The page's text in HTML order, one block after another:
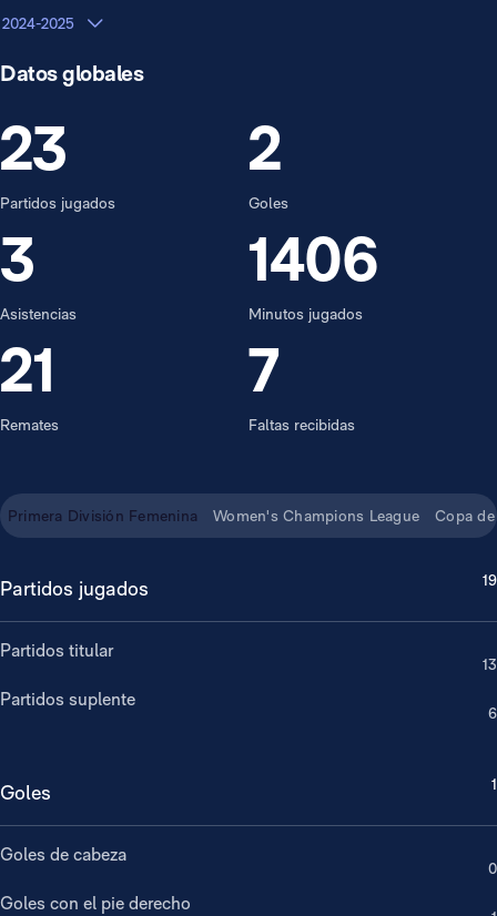
2024-2025
Datos globales
23
Partidos jugados
2
Goles
3
Asistencias
1406
Minutos jugados
21
Remates
7
Faltas recibidas
Primera División Femenina Women's Champions League Copa
Partidos jugados 19
Partidos titular
13
Partidos suplente
6
Goles 1
Goles de cabeza
0
Goles con el pie derecho